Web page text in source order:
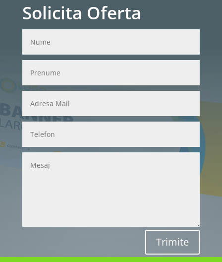
Solicita Oferta
Trimite